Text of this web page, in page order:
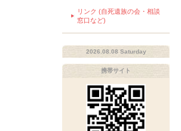
リンク (自死遺族の会・相談
窓口など)
2026.08.08 Saturday
携帯サイト